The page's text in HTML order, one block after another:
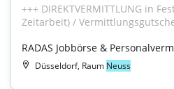
+++ DIREKTVERMITTLUNG in
Zeitarbeit) /
RADAS Jobbörse &
Düsseldorf, Raum Neuss